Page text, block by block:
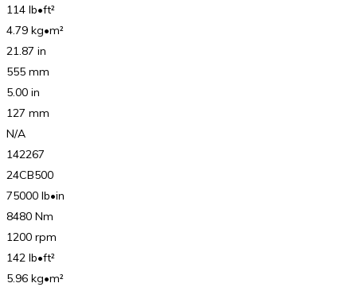
114 lb•ft²
4.79 kg•m²
21.87 in
555 mm
5.00 in
127 mm
N/A
142267
24CB500
75000 lb•in
8480 Nm
1200 rpm
142 lb•ft²
5.96 kg•m²